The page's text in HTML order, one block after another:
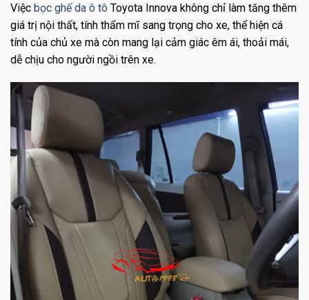
Việc bọc ghế da ô tô Toyota Innova không chỉ làm tăng thêm
giá trị nội thất, tính thẩm mĩ sang trọng cho xe, thể hiện cá
tính của chủ xe mà còn mang lại cảm giác êm ái, thoải mái,
dễ chịu cho người ngồi trên xe.